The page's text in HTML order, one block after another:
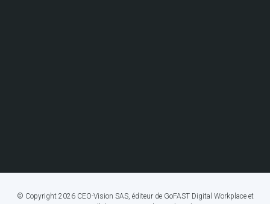
© Copyright 2026 CEO-Vision SAS, éditeur de GoFAST Digital Workplace et